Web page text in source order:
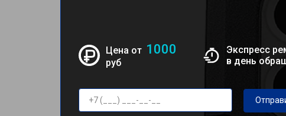
Цена от 1000
руб
Экспресс
в день